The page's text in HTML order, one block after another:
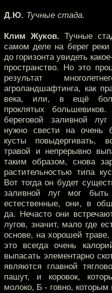
Д.Ю. Тучные стада.
Клим Жуков. Тучные
самом деле на берег реки
до горизонта увидеть
пространство. Но это
результат
агроландшафтинга, как
века, или, в ещё
проклятых
береговой заливной
нужно свести на очень
кусты повыдергивать,
травой и непрерывно
таким образом, снова
растительностью типа
Вот тогда он будет
заливной луг мог быть
естественные, они, в
да. Нечасто они
лугов, значит, мало где
основе, на хорошей
это всегда очень
выпасать элементарно
являются главной
пашут, и коровок,
молоко, Б - говно,